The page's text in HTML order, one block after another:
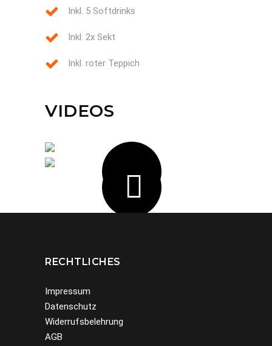
Inkl. 5 Softdrinks
Inkl. 2x Sekt
Inkl. roter Teppich
VIDEOS
RECHTLICHES
Impressum
Datenschutz
Widerrufsbelehrung
AGB